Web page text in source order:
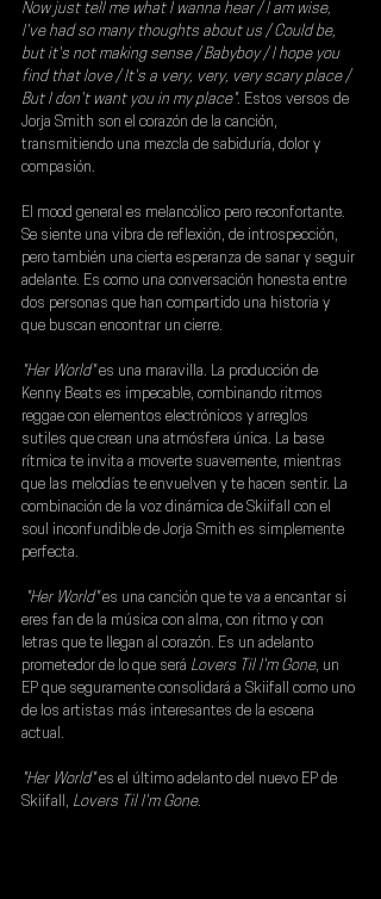
Now just tell me what I wanna hear / I am wise,
I've had so many thoughts about us / Could be,
but it's not making sense / Babyboy / I hope you
find that love / It's a very, very, very scary place /
But I don't want you in my place". Estos versos de
Jorja Smith son el corazón de la canción,
transmitiendo una mezcla de sabiduría, dolor y
compasión.
El mood general es melancólico pero reconfortante.
Se siente una vibra de reflexión, de introspección,
pero también una cierta esperanza de sanar y seguir
adelante. Es como una conversación honesta entre
dos personas que han compartido una historia y
que buscan encontrar un cierre.
"Her World" es una maravilla. La producción de
Kenny Beats es impecable, combinando ritmos
reggae con elementos electrónicos y arreglos
sutiles que crean una atmósfera única. La base
rítmica te invita a moverte suavemente, mientras
que las melodías te envuelven y te hacen sentir. La
combinación de la voz dinámica de Skiifall con el
soul inconfundible de Jorja Smith es simplemente
perfecta.
"Her World" es una canción que te va a encantar si
eres fan de la música con alma, con ritmo y con
letras que te llegan al corazón. Es un adelanto
prometedor de lo que será Lovers Til I'm Gone, un
EP que seguramente consolidará a Skiifall como uno
de los artistas más interesantes de la escena
actual.
"Her World" es el último adelanto del nuevo EP de
Skiifall, Lovers Til I'm Gone.